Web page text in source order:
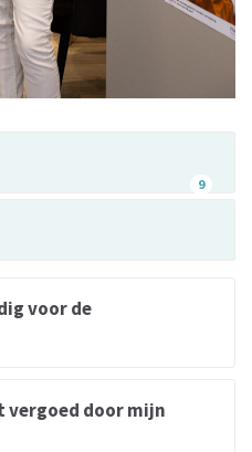
9
voor de
vergoed door mijn